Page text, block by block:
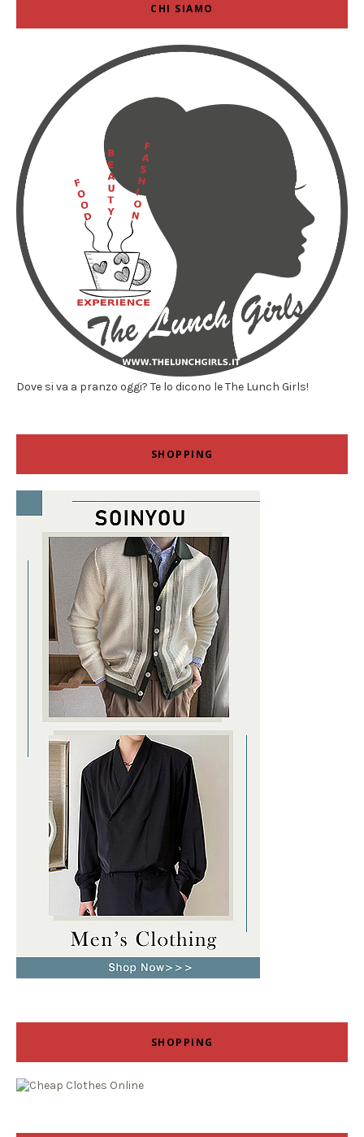
CHI SIAMO
Dove si va a pranzo oggi? Te lo dicono le The Lunch Girls!
SHOPPING
SHOPPING